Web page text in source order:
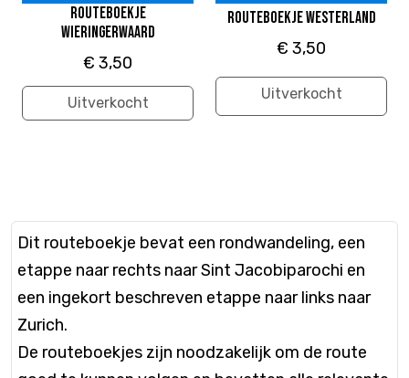
Routeboekje
Wieringerwaard
€ 3,50
Uitverkocht
Routeboekje Westerland
€ 3,50
Uitverkocht
Dit routeboekje bevat een rondwandeling, een
etappe naar rechts naar Sint Jacobiparochi en
een ingekort beschreven etappe naar links naar
Zurich.
De routeboekjes zijn noodzakelijk om de route